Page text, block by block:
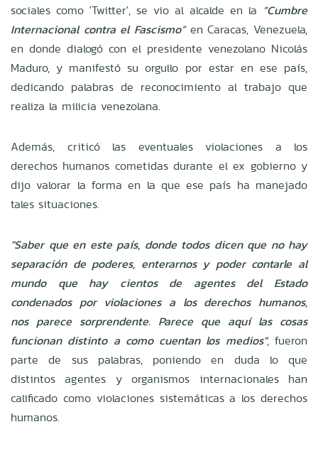
sociales como 'Twitter', se vio al alcalde en la “Cumbre
Internacional contra el Fascismo”en Caracas, Venezuela,
en donde dialogó con el presidente venezolano Nicolás
Maduro, y manifestó su orgullo por estar en ese país,
dedicando palabras de reconocimiento al trabajo que
realiza la milicia venezolana.
Además, criticó las eventuales violaciones a los
derechos humanos cometidas durante el ex gobierno y
dijo valorar la forma en la que ese país ha manejado
tales situaciones.
"Saber que en este país, donde todos dicen que no hay
separación de poderes, enterarnos y poder contarle al
mundo que hay cientos de agentes del Estado
condenados por violaciones a los derechos humanos,
nos parece sorprendente. Parece que aquí las cosas
funcionan distinto a como cuentan los medios", fueron
parte de sus palabras, poniendo en duda lo que
distintos agentes y organismos internacionales han
calificado como violaciones sistemáticas a los derechos
humanos.